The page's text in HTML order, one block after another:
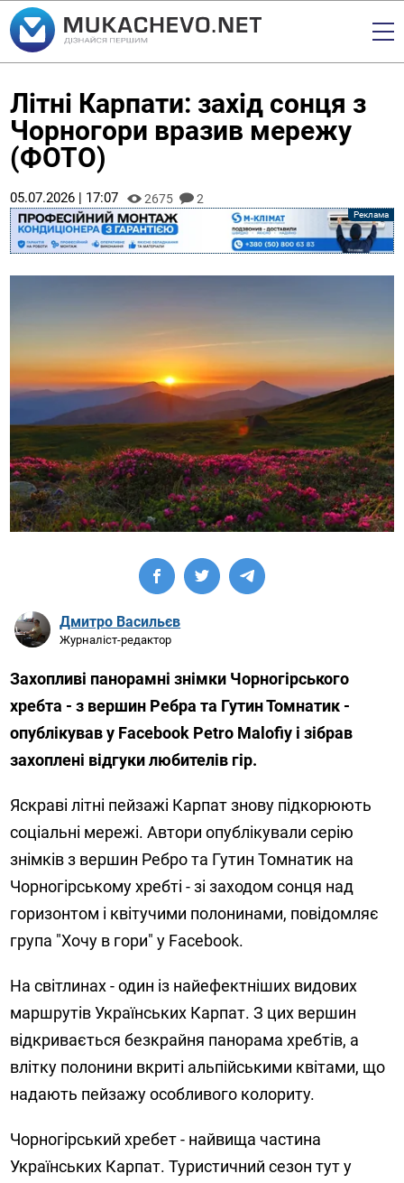
Літні Карпати: захід сонця з
Чорногори вразив мережу
(ФОТО)
05.07.2026 | 17:07 2675 2
Дмитро Васильєв
Журналіст-редактор
Захопливі панорамні знімки Чорногірського
хребта - з вершин Ребра та Гутин Томнатик -
опублікував у Facebook Petro Malofiy і зібрав
захоплені відгуки любителів гір.
Яскраві літні пейзажі Карпат знову підкорюють
соціальні мережі. Автори опублікували серію
знімків з вершин Ребро та Гутин Томнатик на
Чорногірському хребті - зі заходом сонця над
горизонтом і квітучими полонинами, повідомляє
група "Хочу в гори" у Facebook.
На світлинах - один із найефектніших видових
маршрутів Українських Карпат. З цих вершин
відкривається безкрайня панорама хребтів, а
влітку полонини вкриті альпійськими квітами, що
надають пейзажу особливого колориту.
Чорногірський хребет - найвища частина
Українських Карпат. Туристичний сезон тут у